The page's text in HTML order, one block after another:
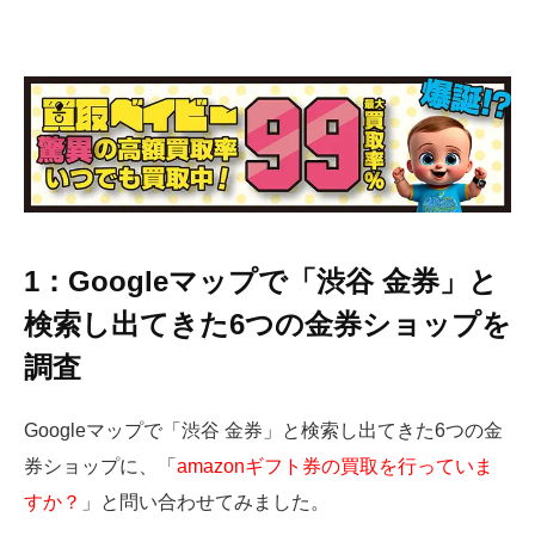
1：Googleマップで「渋谷 金券」と
検索し出てきた6つの金券ショップを
調査
Googleマップで「渋谷 金券」と検索し出てきた6つの金
券ショップに、「 amazonギフト券の買取を行っていま
すか？ 」と問い合わせてみました。